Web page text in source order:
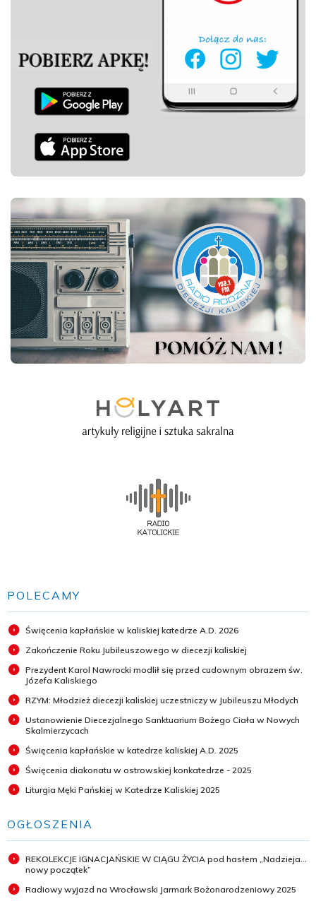
POLECAMY
Święcenia kapłańskie w kaliskiej katedrze A.D. 2026
Zakończenie Roku Jubileuszowego w diecezji kaliskiej
Prezydent Karol Nawrocki modlił się przed cudownym obrazem św.
Józefa Kaliskiego
RZYM: Młodzież diecezji kaliskiej uczestniczy w Jubileuszu Młodych
Ustanowienie Diecezjalnego Sanktuarium Bożego Ciała w Nowych
Skalmierzycach
Święcenia kapłańskie w katedrze kaliskiej A.D. 2025
Święcenia diakonatu w ostrowskiej konkatedrze - 2025
Liturgia Męki Pańskiej w Katedrze Kaliskiej 2025
OGŁOSZENIA
REKOLEKCJE IGNACJAŃSKIE W CIĄGU ŻYCIA pod hasłem „Nadzieja...
nowy początek”
Radiowy wyjazd na Wrocławski Jarmark Bożonarodzeniowy 2025